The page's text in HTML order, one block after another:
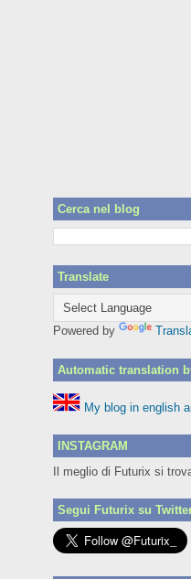
Cerca nel blog
Translate
Powered by
Automatic translation
My blog in english
INSTAGRAM
Il meglio di Futurix si
Segui Futurix su